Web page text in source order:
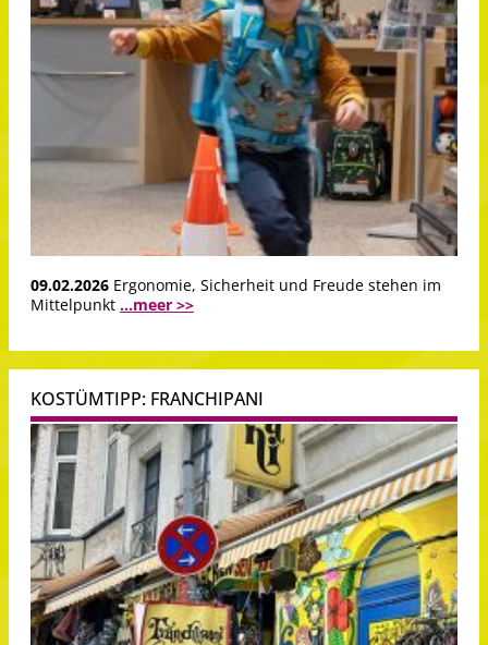
09.02.2026 Ergonomie, Sicherheit und Freude stehen im
Mittelpunkt ...meer >>
KOSTÜMTIPP: FRANCHIPANI